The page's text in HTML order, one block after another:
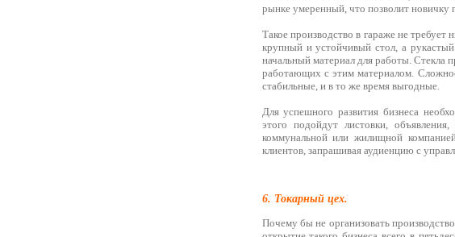
рынке умеренный, что позволит новичку
Такое производство в гараже не требует
крупный и устойчивый стол, а
начальный материал для работы. Стекла
работающих с этим материалом.
стабильные, и в то же время выгодные.
Для успешного развития бизнеса
этого подойдут листовки,
коммунальной или жилищной
клиентов, запрашивая аудиенцию с
6. Токарный цех.
Почему бы не организовать